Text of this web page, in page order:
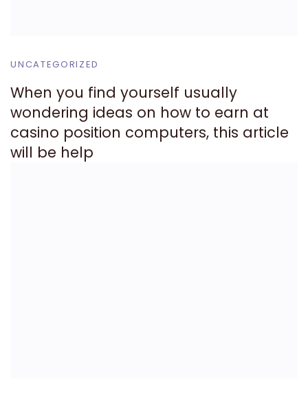
UNCATEGORIZED
When you find yourself usually
wondering ideas on how to earn at
casino position computers, this article
will be help